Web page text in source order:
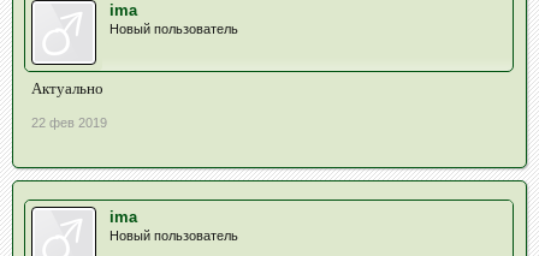
ima
Новый пользователь
Актуально
22 фев 2019
ima
Новый пользователь